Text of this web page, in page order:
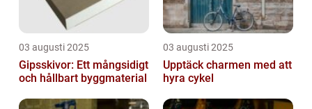
03 augusti 2025
Gipsskivor: Ett mångsidigt
och hållbart byggmaterial
03 augusti 2025
Upptäck charmen med att
hyra cykel